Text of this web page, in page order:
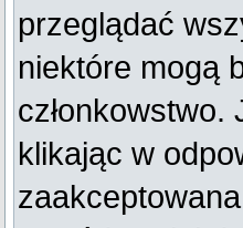
przeglądać
niektóre mogą
klikając w